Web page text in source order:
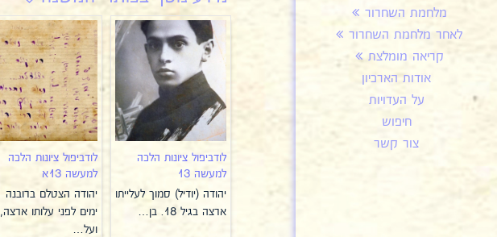
מלחמת השחרור
לאחר מלחמת השחרור
קריאה מומלצת
אודות הארכיון
על העדויות
חיפוש
צור קשר
לודביפול ציונות הלכה
למעשה 13
יהודה (יודיל) סמוך לעלייתו
ארצה בגיל 18. בן…
לודביפול ציונות הלכה
למעשה 13א
יהודה הצטלם ברובנה
ימים לפני עלותו ארצה,
ועל…